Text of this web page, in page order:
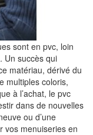
sont en pvc, loin
Un succès qui
matériau, dérivé du
multiples coloris,
à l’achat, le pvc
dans de nouvelles
ou d’une
vos menuiseries en